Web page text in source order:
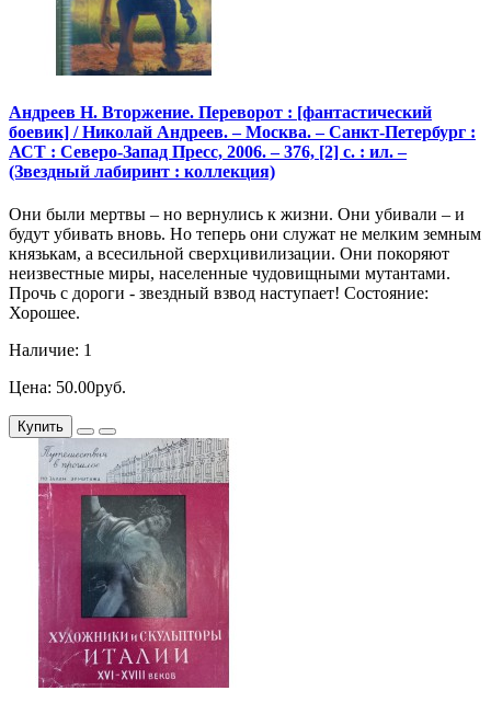
Андреев Н. Вторжение. Переворот : [фантастический
боевик] / Николай Андреев. – Москва. – Санкт-Петербург :
АСТ : Северо-Запад Пресс, 2006. – 376, [2] с. : ил. –
(Звездный лабиринт : коллекция)
Они были мертвы – но вернулись к жизни. Они убивали – и
будут убивать вновь. Но теперь они служат не мелким земным
князькам, а всесильной сверхцивилизации. Они покоряют
неизвестные миры, населенные чудовищными мутантами.
Прочь с дороги - звездный взвод наступает! Состояние:
Хорошее.
Наличие: 1
Цена: 50.00руб.
Купить